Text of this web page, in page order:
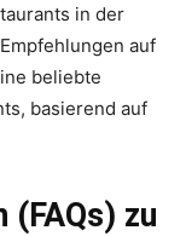
in der
auf
beliebte
basierend auf
(FAQs) zu